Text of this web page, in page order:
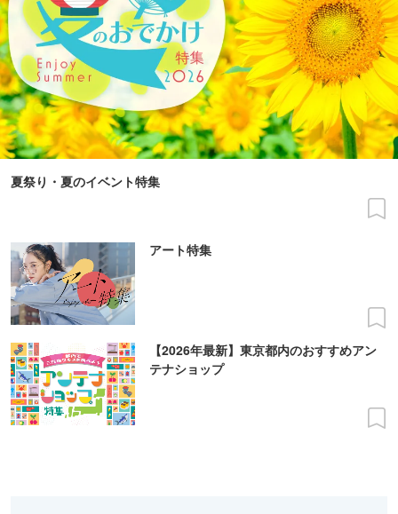
夏祭り・夏のイベント特集
アート特集
【2026年最新】東京都内のおすすめアン
テナショップ